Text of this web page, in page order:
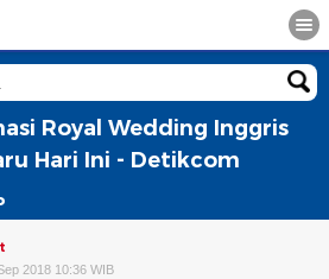
Royal Wedding Inggris
Hari Ini - Detikcom
2018 10:36 WIB